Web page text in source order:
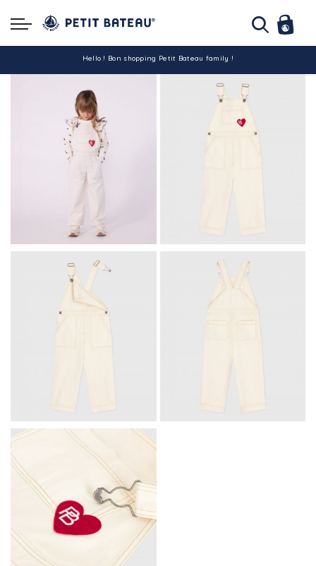
Hello ! Bon shopping Petit Bateau family !
La livraison est assurée partout en Tunisie !
-10% pour tout paiement par carte bancaire (hors promo)